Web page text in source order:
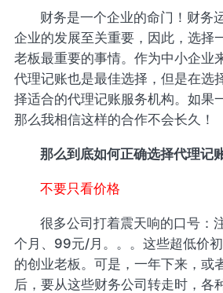
财务是一个企业的命门！财务
企业的发展至关重要，因此，选择
老板最重要的事情。作为中小企业
代理记账也是最佳选择，但是在选
择适合的代理记账服务机构。如果
那么我相信这样的合作不会长久！
那么到底如何正确选择代理记
不要只看价格
很多公司打着震天响的口号：
个月、99元/月。。。这些超低价
的创业老板。可是，一年下来，或
后，要从这些财务公司转走时，各